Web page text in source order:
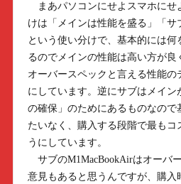
まあパソコンにせよスマホにせ
けは「メインは性能を盛る」「サ
という使い分けで、基本的には
るのでメインの性能は高い方が良
オーバースペックと言える性能の
にしています。逆にサブはメイン
の確保」のためにあるものなので
たいなく、購入する段階で最もコ
うにしています。
サブのM1MacBookAirはオーバ
意見もあると思うんですが、購入